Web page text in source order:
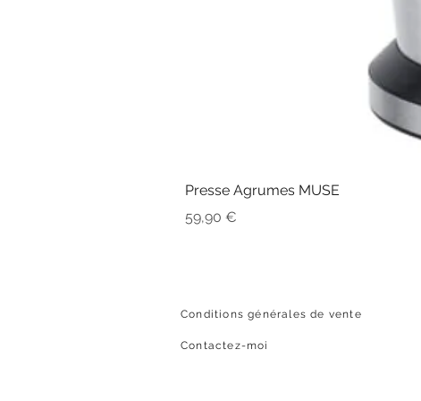
Presse Agrumes MUSE
Prix
59,90 €
Conditions générales de vente
Contactez-moi